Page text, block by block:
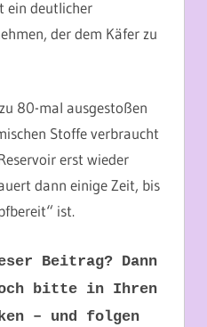
ein deutlicher
der dem Käfer zu
80-mal ausgestoßen
Stoffe verbraucht
erst wieder
dann einige Zeit, bis
ist.
Beitrag? Dann
bitte in Ihren
– und folgen